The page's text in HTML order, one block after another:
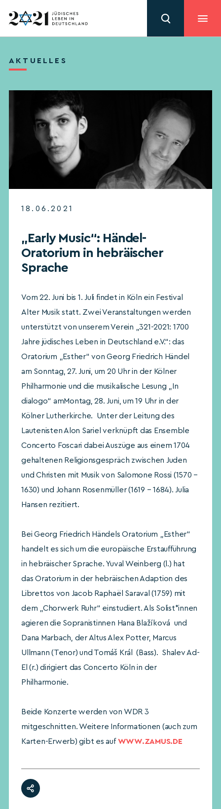
AKTUELLES
18.06.2021
„Early Music“: Händel-
Oratorium in hebräischer
Sprache
Vom 22. Juni bis 1. Juli findet in Köln ein Festival
Alter Musik statt. Zwei Veranstaltungen werden
unterstützt von unserem Verein „321-2021: 1700
Jahre jüdisches Leben in Deutschland e.V.“: das
Oratorium „Esther“ von Georg Friedrich Händel
am Sonntag, 27. Juni, um 20 Uhr in der Kölner
Philharmonie und die musikalische Lesung „In
dialogo“ amMontag, 28. Juni, um 19 Uhr in der
Kölner Lutherkirche. Unter der Leitung des
Lautenisten Alon Sariel verknüpft das Ensemble
Concerto Foscari dabei Auszüge aus einem 1704
gehaltenen Religionsgespräch zwischen Juden
und Christen mit Musik von Salomone Rossi (1570 –
1630) und Johann Rosenmüller (1619 – 1684). Julia
Hansen rezitiert.
Bei Georg Friedrich Händels Oratorium „Esther“
handelt es sich um die europäische Erstaufführung
in hebräischer Sprache. Yuval Weinberg (l.) hat
das Oratorium in der hebräischen Adaption des
Librettos von Jacob Raphaël Saraval (1759) mit
dem „Chorwerk Ruhr“ einstudiert. Als Solist*innen
agieren die Sopranistinnen Hana Blažíková und
Dana Marbach, der Altus Alex Potter, Marcus
Ullmann (Tenor) und Tomáš Král (Bass). Shalev Ad-
El (r.) dirigiert das Concerto Köln in der
Philharmonie.
Beide Konzerte werden von WDR 3
mitgeschnitten. Weitere Informationen (auch zum
Karten-Erwerb) gibt es auf WWW.ZAMUS.DE